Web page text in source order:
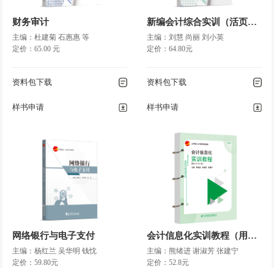
任务四 科目汇总表账务处理程序
参考文献
财务审计
主编：杜建菊 石惠惠 等
定价：65.00 元
资料包下载
样书申请
新编会计综合实训（活页式）
主编：刘慧 尚丽 刘小英
定价：64.80元
资料包下载
样书申请
网络银行与电子支付
主编：杨红兰 吴华明 钱忱
定价：59.80元
会计信息化实训教程（用友U8V10.1版）（活页式 ）
主编：熊绪进 谢淑芳 张建宁
定价：52.8元